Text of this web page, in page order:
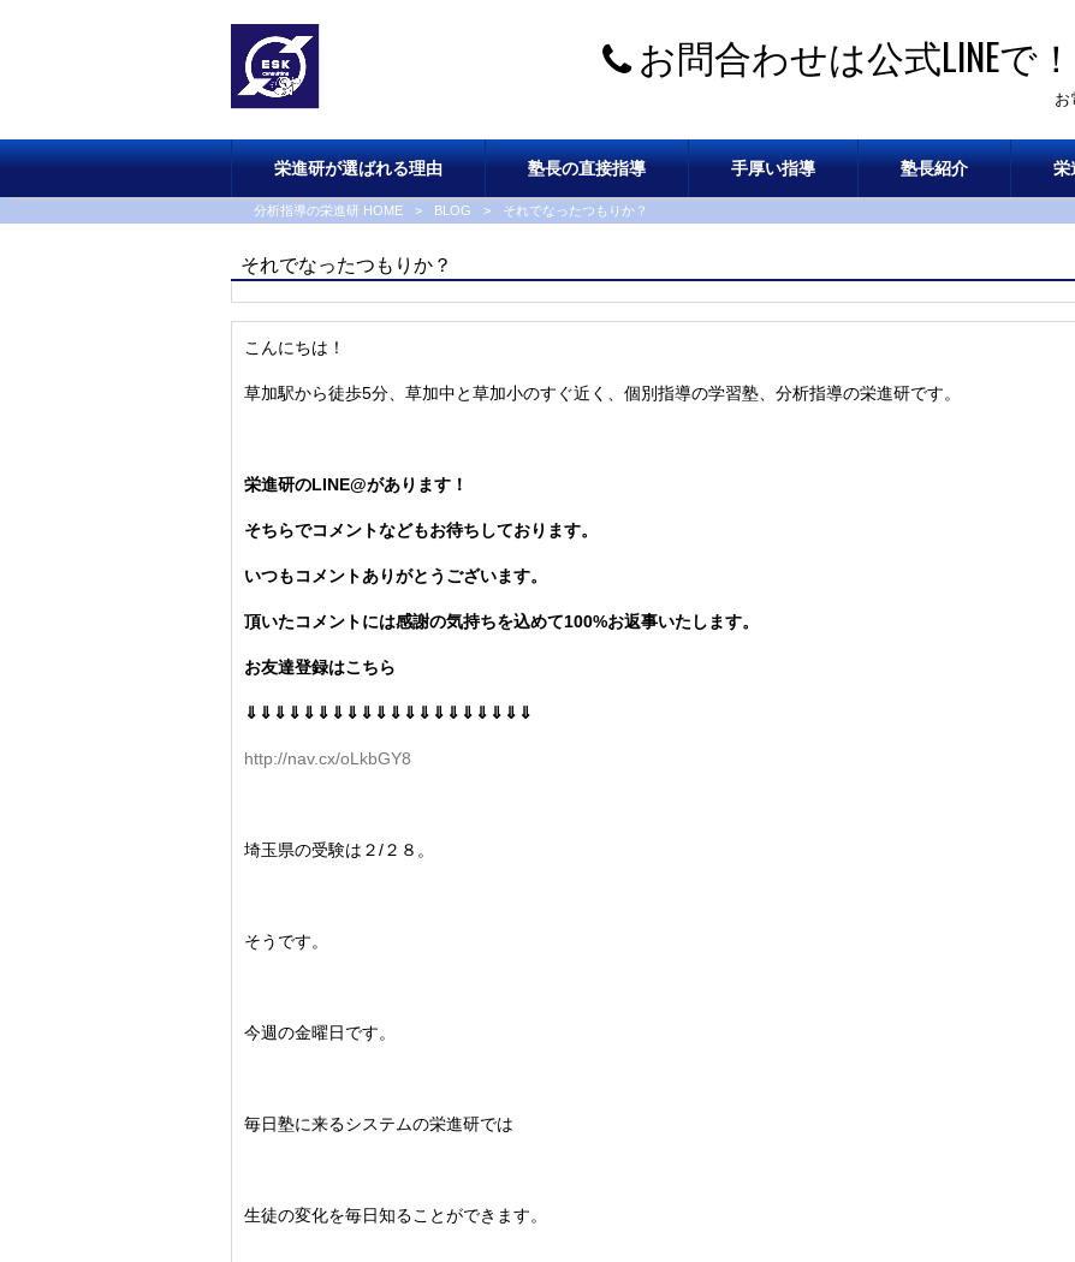
お問合わせは公式LINEで！
お
栄進研が選ばれる理由 塾長の直接指導 手厚い指導 塾長紹介 栄
分析指導の栄進研 HOME > BLOG > それでなったつもりか？
それでなったつもりか？
こんにちは！
草加駅から徒歩5分、草加中と草加小のすぐ近く、個別指導の学習塾、分析指導の栄進研です。
栄進研のLINE@があります！
そちらでコメントなどもお待ちしております。
いつもコメントありがとうございます。
頂いたコメントには感謝の気持ちを込めて100%お返事いたします。
お友達登録はこちら
⇓⇓⇓⇓⇓⇓⇓⇓⇓⇓⇓⇓⇓⇓⇓⇓⇓⇓⇓⇓
http://nav.cx/oLkbGY8
埼玉県の受験は２/２８。
そうです。
今週の金曜日です。
毎日塾に来るシステムの栄進研では
生徒の変化を毎日知ることができます。